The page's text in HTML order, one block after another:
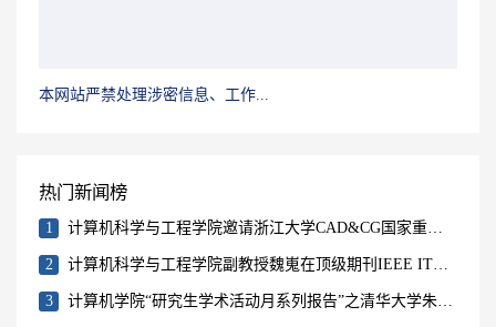
本网站严禁处理涉密信息、工作...
热门新闻榜
1
2
3